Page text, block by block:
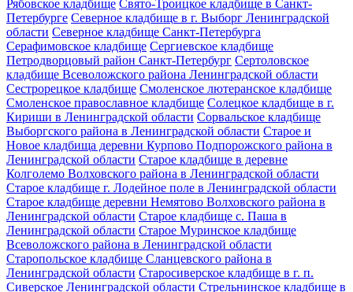
Рябовское кладбище Свято-Троицкое кладбище в Санкт-
Петербурге Северное кладбище в г. Выборг Ленинградской
области Северное кладбище Санкт-Петербурга
Серафимовское кладбище Сергиевское кладбище
Петродворцовый район Санкт-Петербург Сертоловское
кладбище Всеволожского района Ленинградской области
Сестрорецкое кладбище Смоленское лютеранское кладбище
Смоленское православное кладбище Солецкое кладбище в г.
Кириши в Ленинградской области Сорвальское кладбище
Выборгского района в Ленинградской области Старое и
Новое кладбища деревни Курпово Подпорожского района в
Ленинградской области Старое кладбище в деревне
Колголемо Волховского района в Ленинградской области
Старое кладбище г. Лодейное поле в Ленинградской области
Старое кладбище деревни Немятово Волховского района в
Ленинградской области Старое кладбище с. Паша в
Ленинградской области Старое Муринское кладбище
Всеволожского района в Ленинградской области
Старопольское кладбище Сланцевского района в
Ленинградской области Старосиверское кладбище в г. п.
Сиверское Ленинградской области Стрельнинское кладбище в